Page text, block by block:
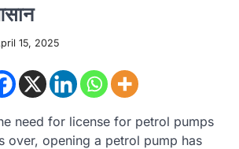
15, 2025
need for license for petrol pumps
over, opening a petrol pump has